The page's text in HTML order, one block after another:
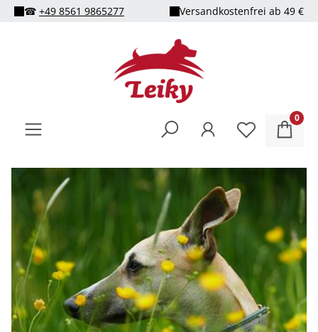
springen
☎ +49 8561 9865277 Versandkostenfrei ab 49 €
0